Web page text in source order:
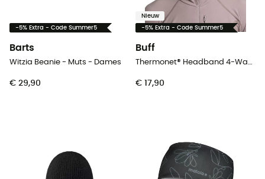
-5% Extra - Code Summer5
Barts
Witzia Beanie - Muts - Dames
€ 29,90
Nieuw
-5% Extra - Code Summer5
Buff
Thermonet® Headband 4-Way Stretch - Hoofdband - Dames
€ 17,90